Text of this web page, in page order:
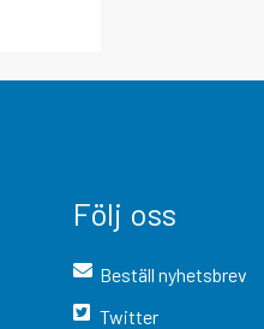
Följ oss
Beställ nyhetsbrev
Twitter